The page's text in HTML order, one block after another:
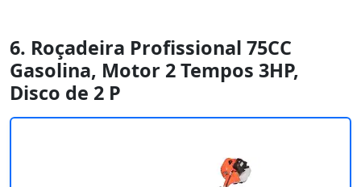
6. Roçadeira Profissional 75CC
Gasolina, Motor 2 Tempos 3HP,
Disco de 2 P